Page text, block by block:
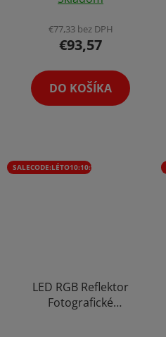
Stream s Ovládačom
€77,33 bez DPH
€93,57
DO KOŠÍKA
SALECODE:LÉTO10:10:%
LED RGB Reflektor
Fotografické